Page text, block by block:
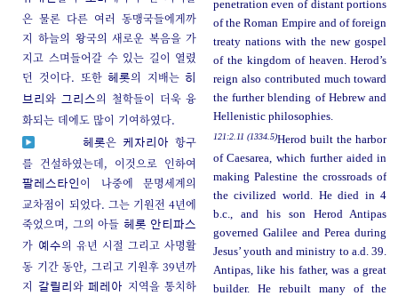
은 물론 다른 여러 동맹국들에게까
지 하늘의 왕국의 새로운 복음을 가
지고 스며들어갈 수 있는 길이 열렸
던 것이다. 또한 헤롯의 지배는 히
브리와 그리스의 철학들이 더욱 융
화되는 데에도 많이 기여하였다.
penetration even of distant portions
of the Roman Empire and of foreign
treaty nations with the new gospel
of the kingdom of heaven. Herod’s
reign also contributed much toward
the further blending of Hebrew and
Hellenistic philosophies.
헤롯은 케자리아
항구
를 건설하였는데, 이것으로 인하여
팔레스타인 이 나중에 문명세계의
교차점이 되었다. 그는 기원전 4년에
죽었으며, 그의 아들 헤롯 안티파스
가 예수의 유년 시절 그리고 사명활
동 기간 동안, 그리고 기원후 39년까
지
갈릴리 와페레아
지역을 통치하
121:2.11 (1334.5)Herod built the harbor
of Caesarea, which further aided in
making Palestine the crossroads of
the civilized world. He died in 4
b.c., and his son Herod Antipas
governed Galilee and Perea during
Jesus’ youth and ministry to a.d. 39.
Antipas, like his father, was a great
builder. He rebuilt many of the